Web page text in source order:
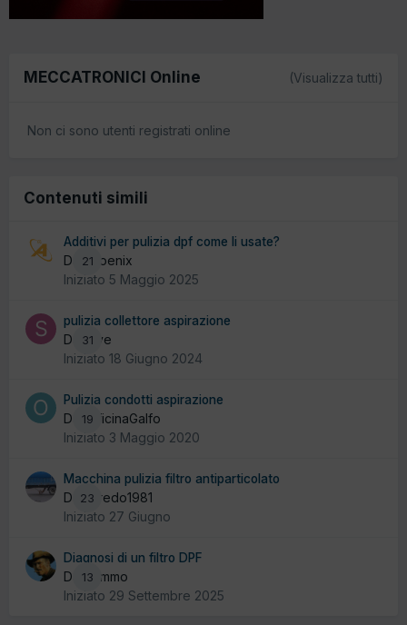
MECCATRONICI Online (Visualizza tutti)
Non ci sono utenti registrati online
Contenuti simili
21
Additivi per pulizia dpf come li usate?
Da Phoenix
Iniziato 5 Maggio 2025
31
pulizia collettore aspirazione
Da stive
Iniziato 18 Giugno 2024
19
Pulizia condotti aspirazione
Da OfficinaGalfo
Iniziato 3 Maggio 2020
23
Macchina pulizia filtro antiparticolato
Da alfredo1981
Iniziato 27 Giugno
13
Diagnosi di un filtro DPF
Da Tommo
Iniziato 29 Settembre 2025